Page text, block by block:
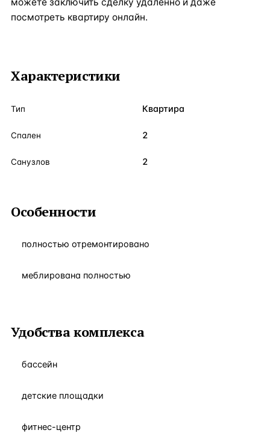
посмотреть квартиру онлайн.
Характеристики
Тип Квартира
Спален 2
Санузлов 2
Особенности
полностью отремонтировано
меблирована полностью
Удобства комплекса
бассейн
детские площадки
фитнес-центр